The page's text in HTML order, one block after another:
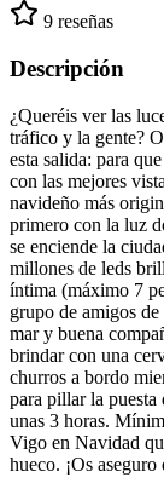
9 reseñas
Descripción
¿Queréis ver las
tráfico y la gente?
esta salida: para
con las mejores
navideño más
primero con la luz
se enciende la
millones de leds
íntima (máximo 7
grupo de amigos
mar y buena
brindar con una
churros a bordo
para pillar la puesta
unas 3 horas.
Vigo en Navidad
hueco. ¡Os